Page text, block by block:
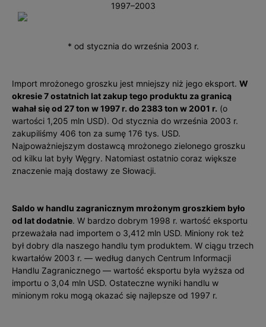
1997–2003
* od stycznia do września 2003 r.
Import mrożonego groszku jest mniejszy niż jego eksport. W
okresie 7 ostatnich lat zakup tego produktu za granicą
wahał się od 27 ton w 1997 r. do 2383 ton w 2001 r. (o
wartości 1,205 mln USD). Od stycznia do wrześ­nia 2003 r.
zakupiliśmy 406 ton za sumę 176 tys. USD.
Najpoważniejszym dostawcą mrożonego zielonego groszku
od kilku lat były Węgry. Natomiast ostatnio coraz większe
znaczenie mają dostawy ze Słowacji.
Saldo w handlu zagranicznym mrożonym groszkiem było
od lat dodatnie. W bardzo dobrym 1998 r. wartość eksportu
przeważała nad importem o 3,412 mln USD. Miniony rok też
był dobry dla naszego handlu tym produktem. W ciągu trzech
kwartałów 2003 r. — według danych Centrum Informacji
Handlu Zagranicznego —­ wartość eksportu była wyższa od
importu o 3,04 mln USD. Ostateczne wyniki handlu w
minionym roku mogą okazać się najlepsze od 1997 r.